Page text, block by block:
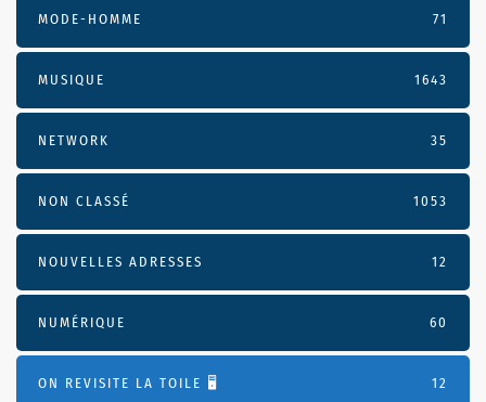
MODE-HOMME 71
MUSIQUE 1643
NETWORK 35
NON CLASSÉ 1053
NOUVELLES ADRESSES 12
NUMÉRIQUE 60
ON REVISITE LA TOILE 🖥️ 12